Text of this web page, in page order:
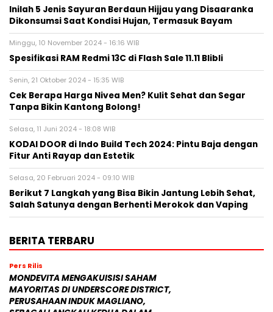
Inilah 5 Jenis Sayuran Berdaun Hijjau yang Disaaranka
Dikonsumsi Saat Kondisi Hujan, Termasuk Bayam
Minggu, 10 November 2024 - 16:16 WIB
Spesifikasi RAM Redmi 13C di Flash Sale 11.11 Blibli
Senin, 21 Oktober 2024 - 15:35 WIB
Cek Berapa Harga Nivea Men? Kulit Sehat dan Segar
Tanpa Bikin Kantong Bolong!
Selasa, 11 Juni 2024 - 18:08 WIB
KODAI DOOR di Indo Build Tech 2024: Pintu Baja dengan
Fitur Anti Rayap dan Estetik
Selasa, 20 Februari 2024 - 09:10 WIB
Berikut 7 Langkah yang Bisa Bikin Jantung Lebih Sehat,
Salah Satunya dengan Berhenti Merokok dan Vaping
BERITA TERBARU
Pers Rilis
MONDEVITA MENGAKUISISI SAHAM
MAYORITAS DI UNDERSCORE DISTRICT,
PERUSAHAAN INDUK MAGLIANO,